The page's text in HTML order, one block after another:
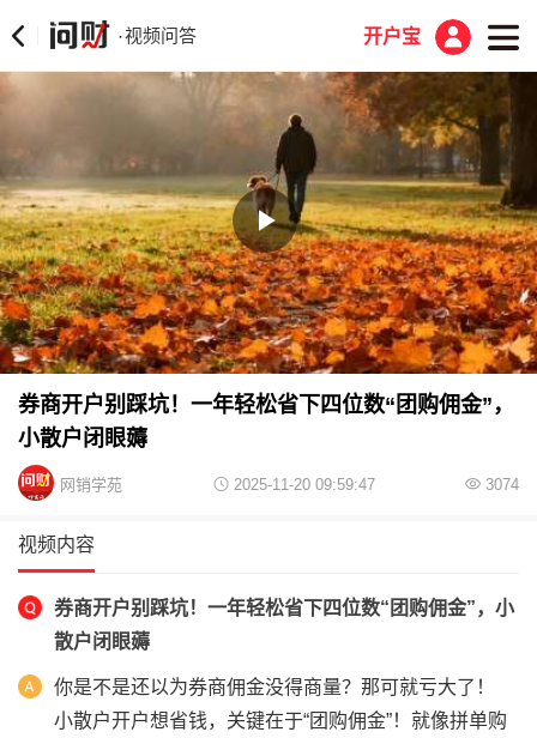
·视频问答 开户宝
Play
Video
券商开户别踩坑！一年轻松省下四位数“团购佣金”，
小散户闭眼薅
网销学苑 2025-11-20 09:59:47 3074
视频内容
券商开户别踩坑！一年轻松省下四位数“团购佣金”，小
散户闭眼薅
你是不是还以为券商佣金没得商量？那可就亏大了！
小散户开户想省钱，关键在于“团购佣金”！就像拼单购